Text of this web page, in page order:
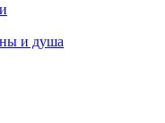
и душа